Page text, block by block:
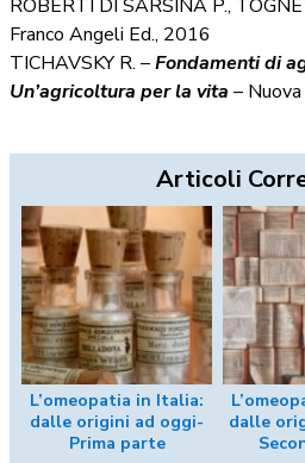
ROBERTI DI SARSINA P.,
Franco Angeli Ed., 2016
TICHAVSKY R. –Fondamenti di
Un’agricoltura per la vita –
Articoli
L’omeopatia in Italia:
dalle origini ad oggi-
Prima parte
dalle